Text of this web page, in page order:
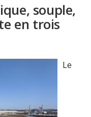
souple,
en trois
Le